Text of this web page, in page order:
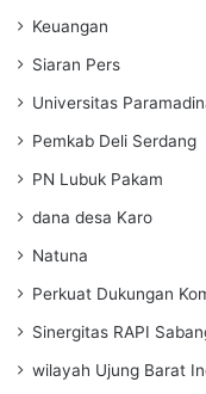
Keuangan
Siaran Pers
Universitas
Pemkab Deli Serdang
PN Lubuk Pakam
dana desa Karo
Natuna
Perkuat Dukungan
Sinergitas RAPI
wilayah Ujung Barat